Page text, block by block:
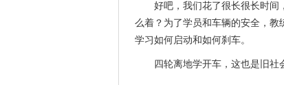
好吧，我们花了很长很长时间
么着？为了学员和车辆的安全，教
学习如何启动和如何刹车。
四轮离地学开车，这也是旧社